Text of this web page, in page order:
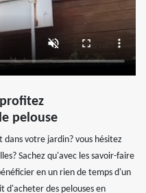
pelouse
votre jardin? vous hésitez
Sachez qu'avec les savoir-faire
en un rien de temps d'un
d'acheter des pelouses en